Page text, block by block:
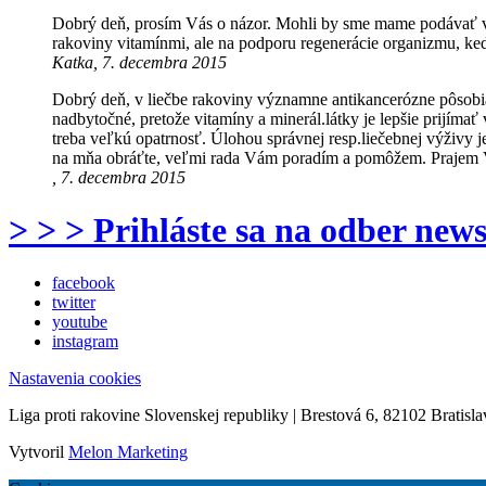
Dobrý deň, prosím Vás o názor. Mohli by sme mame
rakoviny vitamínmi, ale na podporu regenerácie organizmu,
Katka, 7. decembra 2015
Dobrý deň, v liečbe rakoviny významne antikancerózne
nadbytočné, pretože vitamíny a minerál.látky je lepšie
treba veľkú opatrnosť. Úlohou správnej resp.liečebnej výživy
na mňa obráťte, veľmi rada Vám poradím a pomôžem.
, 7. decembra 2015
> > > Prihláste sa na odber
facebook
twitter
youtube
instagram
Nastavenia cookies
Liga proti rakovine Slovenskej republiky | Brestová 6, 82102
Vytvoril Melon Marketing